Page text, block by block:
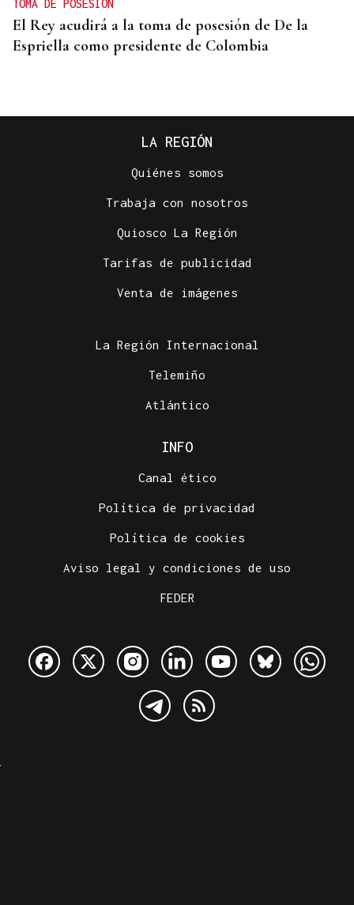
TOMA DE POSESIÓN
El Rey acudirá a la toma de posesión de De la
Espriella como presidente de Colombia
La portada de La Región de este viernes, 7 de
LA REGIÓN
Quiénes somos
Trabaja con nosotros
Quiosco La Región
Tarifas de publicidad
Venta de imágenes
La Región Internacional
Telemiño
Atlántico
INFO
Canal ético
Política de privacidad
Política de cookies
Aviso legal y condiciones de uso
FEDER